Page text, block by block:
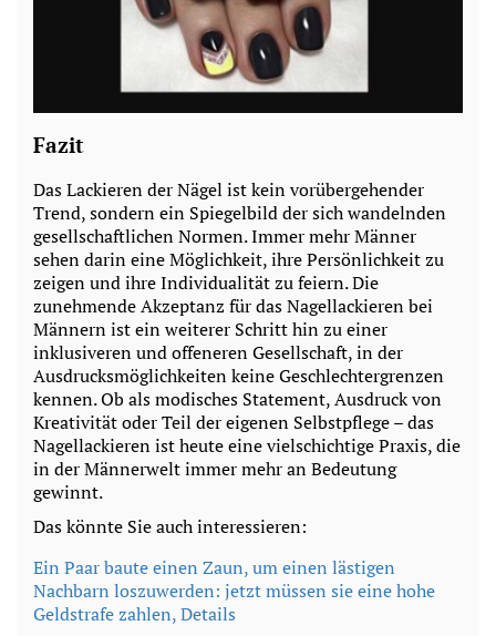
Fazit
Das Lackieren der Nägel ist kein vorübergehender
Trend, sondern ein Spiegelbild der sich wandelnden
gesellschaftlichen Normen. Immer mehr Männer
sehen darin eine Möglichkeit, ihre Persönlichkeit zu
zeigen und ihre Individualität zu feiern. Die
zunehmende Akzeptanz für das Nagellackieren bei
Männern ist ein weiterer Schritt hin zu einer
inklusiveren und offeneren Gesellschaft, in der
Ausdrucksmöglichkeiten keine Geschlechtergrenzen
kennen. Ob als modisches Statement, Ausdruck von
Kreativität oder Teil der eigenen Selbstpflege – das
Nagellackieren ist heute eine vielschichtige Praxis, die
in der Männerwelt immer mehr an Bedeutung
gewinnt.
Das könnte Sie auch interessieren:
Ein Paar baute einen Zaun, um einen lästigen
Nachbarn loszuwerden: jetzt müssen sie eine hohe
Geldstrafe zahlen, Details